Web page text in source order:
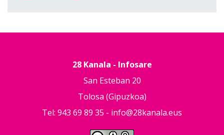
28 Kanala - Infosare
San Esteban 20
Tolosa (Gipuzkoa)
Tel: 943 69 89 35 - info@28kanala.eus